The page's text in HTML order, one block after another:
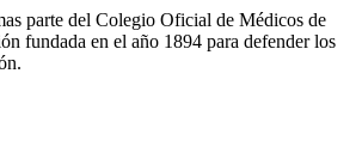
parte del Colegio Oficial de Médicos de
fundada en el año 1894 para defender los